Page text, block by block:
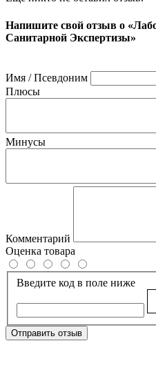
Напишите свой отзыв о
Санитарной Экспертизы»
Имя / Псевдоним
Плюсы
Минусы
Комментарий
Оценка товара
Введите код в поле ниже
Отправить отзыв